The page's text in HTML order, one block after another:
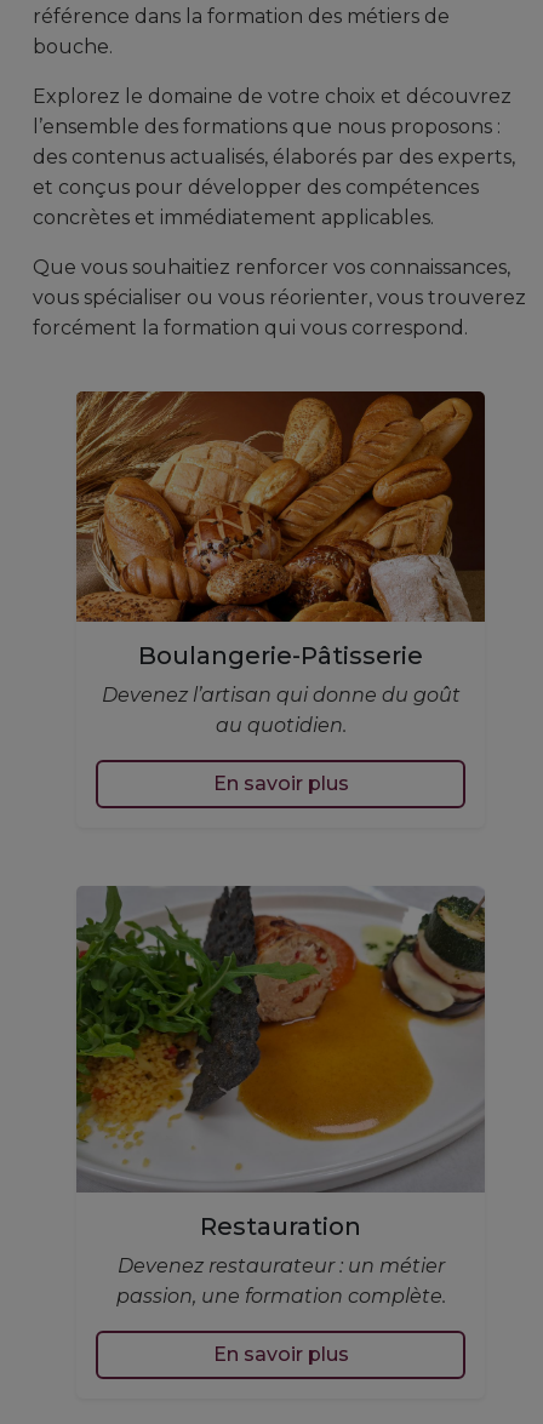
référence dans la formation des métiers de
bouche.
Explorez le domaine de votre choix et découvrez
l’ensemble des formations que nous proposons :
des contenus actualisés, élaborés par des experts,
et conçus pour développer des compétences
concrètes et immédiatement applicables.
Que vous souhaitiez renforcer vos connaissances,
vous spécialiser ou vous réorienter, vous trouverez
forcément la formation qui vous correspond.
Boulangerie-Pâtisserie
Devenez l’artisan qui donne du goût
au quotidien.
En savoir plus
Restauration
Devenez restaurateur : un métier
passion, une formation complète.
En savoir plus